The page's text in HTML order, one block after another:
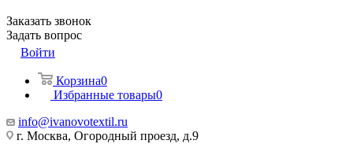
Заказать звонок
Задать вопрос
Войти
Корзина0
Избранные товары0
info@ivanovotextil.ru
г. Москва, Огородный проезд, д.9